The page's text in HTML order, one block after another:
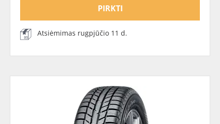
PIRKTI
Atsiėmimas rugpjūčio 11 d.